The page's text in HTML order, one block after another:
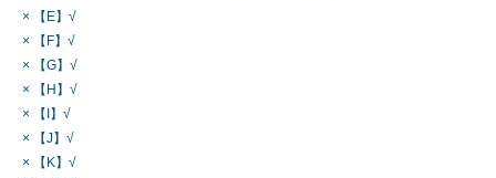
× 【E】√
× 【F】√
× 【G】√
× 【H】√
× 【I】√
× 【J】√
× 【K】√